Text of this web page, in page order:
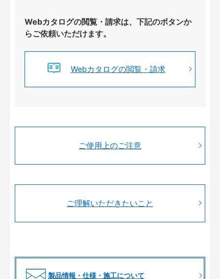
Webカタログの閲覧・請求は、下記のボタンか
らご依頼いただけます。
Webカタログの閲覧・請求
ご使用上のご注意
ご理解いただきたいこと
製品情報・仕様・施工について